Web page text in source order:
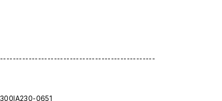
-------------------------------------------------
300IA230-0651